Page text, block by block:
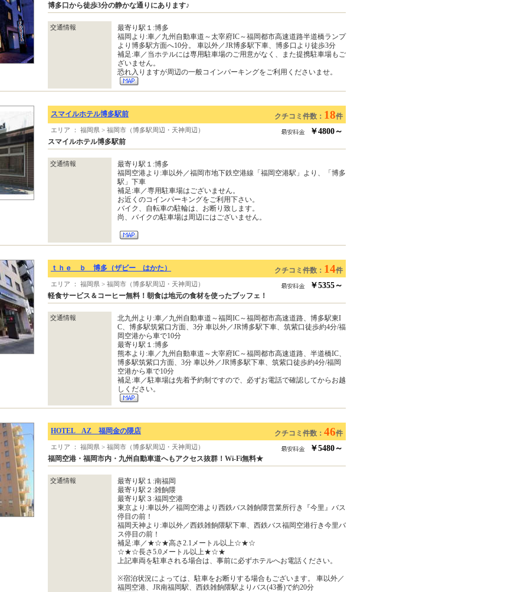
博多口から徒歩3分の静かな通りにあります♪
交通情報
最寄り駅１:博多
福岡より:車／九州自動車道～太宰府IC～福岡都市高速道路半道橋ランプ
より博多駅方面へ10分。 車以外／JR博多駅下車、博多口より徒歩3分
補足:車／当ホテルには専用駐車場のご用意がなく、また提携駐車場もご
ざいません。
恐れ入りますが周辺の一般コインパーキングをご利用くださいませ。
スマイルホテル博多駅前 クチコミ件数： 18件
エリア ： 福岡県 > 福岡市（博多駅周辺・天神周辺） ￥4800～
スマイルホテル博多駅前
交通情報
最寄り駅１:博多
福岡空港より:車以外／福岡市地下鉄空港線「福岡空港駅」より、「博多
駅」下車
補足:車／専用駐車場はございません。
お近くのコインパーキングをご利用下さい。
バイク、自転車の駐輪は、お断り致します。
尚、バイクの駐車場は周辺にはございません。
ｔｈｅ ｂ 博多（ザビー はかた） クチコミ件数： 14件
エリア ： 福岡県 > 福岡市（博多駅周辺・天神周辺） ￥5355～
軽食サービス＆コーヒー無料！朝食は地元の食材を使ったブッフェ！
交通情報
北九州より:車／九州自動車道～福岡IC～福岡都市高速道路、博多駅東I
C、博多駅筑紫口方面、3分 車以外／JR博多駅下車、筑紫口徒歩約4分/福
岡空港から車で10分
最寄り駅１:博多
熊本より:車／九州自動車道～大宰府IC～福岡都市高速道路、半道橋IC、
博多駅筑紫口方面、3分 車以外／JR博多駅下車、筑紫口徒歩約4分/福岡
空港から車で10分
補足:車／駐車場は先着予約制ですので、必ずお電話で確認してからお越
しください。
HOTEL AZ 福岡金の隈店 クチコミ件数： 46件
エリア ： 福岡県 > 福岡市（博多駅周辺・天神周辺） ￥5480～
福岡空港・福岡市内・九州自動車道へもアクセス抜群！Wi-Fi無料★
交通情報
最寄り駅１:南福岡
最寄り駅２:雑餉隈
最寄り駅３:福岡空港
東京より:車以外／福岡空港より西鉄バス雑餉隈営業所行き『今里』バス
停目の前！
福岡天神より:車以外／西鉄雑餉隈駅下車、西鉄バス福岡空港行き今里バ
ス停目の前！
補足:車／★☆★高さ2.1メートル以上☆★☆
☆★☆長さ5.0メートル以上★☆★
上記車両を駐車される場合は、事前に必ずホテルへお電話ください。
※宿泊状況によっては、駐車をお断りする場合もございます。 車以外／
福岡空港、JR南福岡駅、西鉄雑餉隈駅よりバス(43番)で約20分